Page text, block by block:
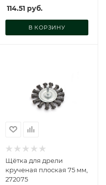
114.51руб.
В КОРЗИНУ
Щётка для дрели
крученая плоская 75 мм,
272075